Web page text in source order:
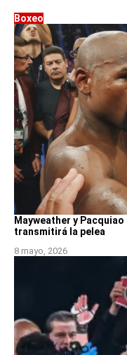
Boxeo
Mayweather y
transmitirá la pelea
8 mayo, 2026